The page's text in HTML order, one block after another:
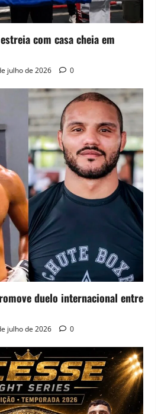
com casa cheia em
julho de 2026 0
duelo internacional entre
julho de 2026 0